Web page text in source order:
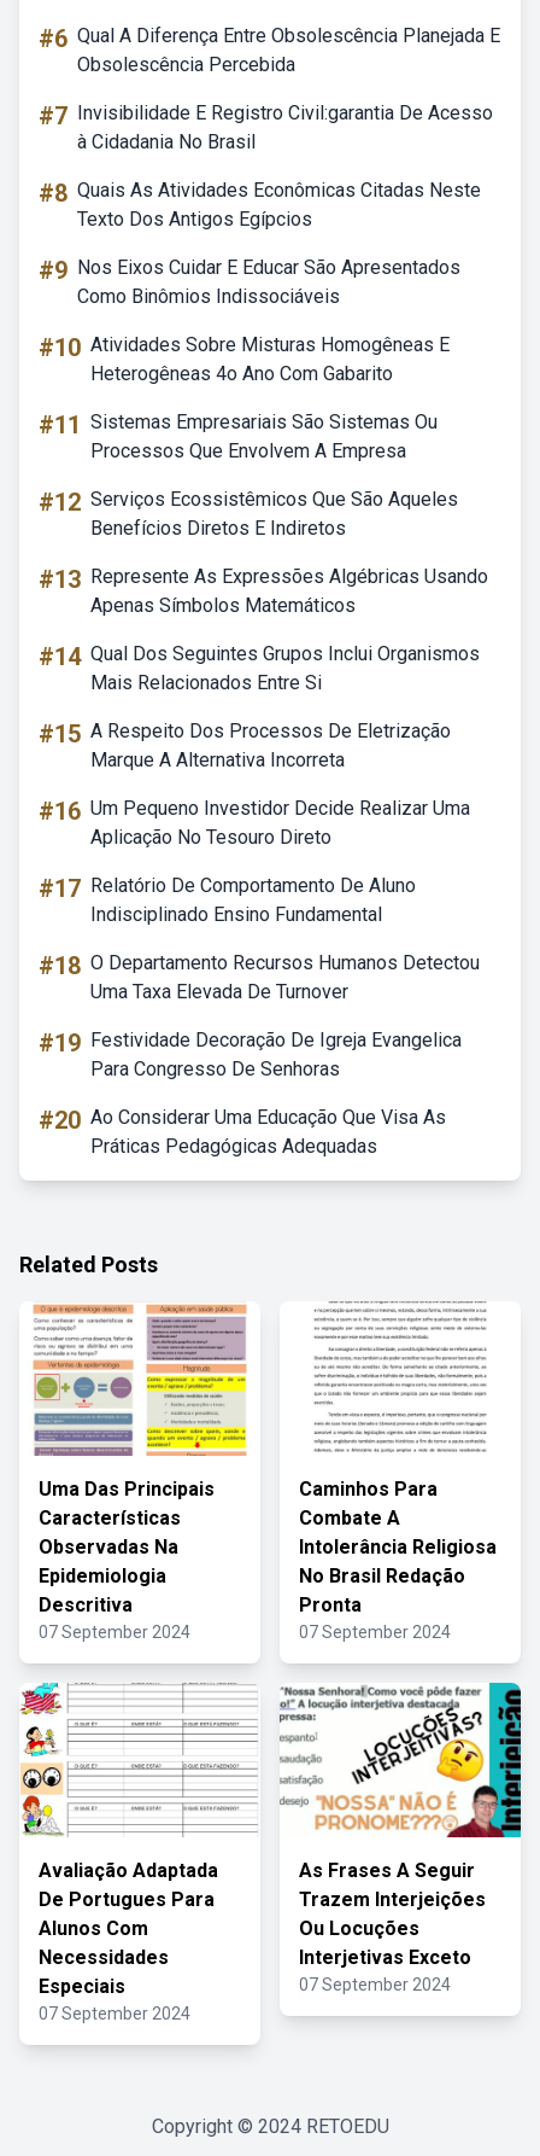
#6 Qual A Diferença Entre Obsolescência Planejada E
Obsolescência Percebida
#7 Invisibilidade E Registro Civil:garantia De Acesso
à Cidadania No Brasil
#8 Quais As Atividades Econômicas Citadas Neste
Texto Dos Antigos Egípcios
#9 Nos Eixos Cuidar E Educar São Apresentados
Como Binômios Indissociáveis
#10 Atividades Sobre Misturas Homogêneas E
Heterogêneas 4o Ano Com Gabarito
#11 Sistemas Empresariais São Sistemas Ou
Processos Que Envolvem A Empresa
#12 Serviços Ecossistêmicos Que São Aqueles
Benefícios Diretos E Indiretos
#13 Represente As Expressões Algébricas Usando
Apenas Símbolos Matemáticos
#14 Qual Dos Seguintes Grupos Inclui Organismos
Mais Relacionados Entre Si
#15 A Respeito Dos Processos De Eletrização
Marque A Alternativa Incorreta
#16 Um Pequeno Investidor Decide Realizar Uma
Aplicação No Tesouro Direto
#17 Relatório De Comportamento De Aluno
Indisciplinado Ensino Fundamental
#18 O Departamento Recursos Humanos Detectou
Uma Taxa Elevada De Turnover
#19 Festividade Decoração De Igreja Evangelica
Para Congresso De Senhoras
#20 Ao Considerar Uma Educação Que Visa As
Práticas Pedagógicas Adequadas
Related Posts
Uma Das Principais
Características
Observadas Na
Epidemiologia
Descritiva
07 September 2024
Caminhos Para
Combate A
Intolerância Religiosa
No Brasil Redação
Pronta
07 September 2024
Avaliação Adaptada
De Portugues Para
Alunos Com
Necessidades
Especiais
07 September 2024
As Frases A Seguir
Trazem Interjeições
Ou Locuções
Interjetivas Exceto
07 September 2024
Copyright © 2024 RETOEDU